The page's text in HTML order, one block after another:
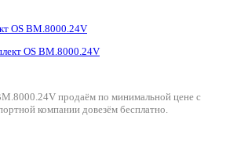
OS BМ.8000.24V
продаём по минимальной цене с
компании довезём бесплатно.